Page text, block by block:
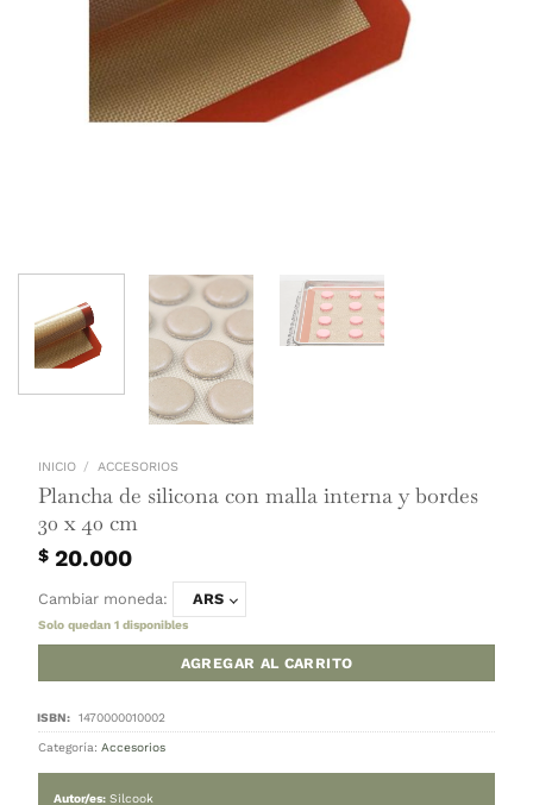
INICIO / ACCESORIOS
Plancha de silicona con malla interna y
30 x 40 cm